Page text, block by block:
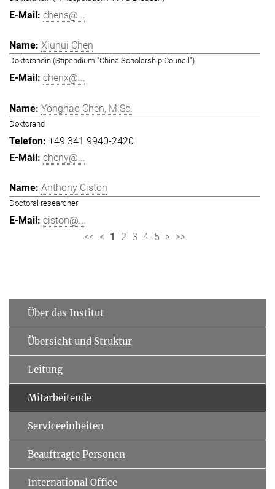
chens@...
Xiuhui Chen
Doktorandin (Stipendium "China Scholarship Council")
chenx@...
Yonghao Chen, M.Sc.
Doktorand
+49 341 9940-2420
cheny@...
Anthony Ciston
Doctoral researcher
ciston@...
<< < 1 2 3 4 5 > >>
Über das Institut
Übersicht und Struktur
Leitung
Mitarbeitende
Serviceeinheiten
Beauftragte Personen
International Office